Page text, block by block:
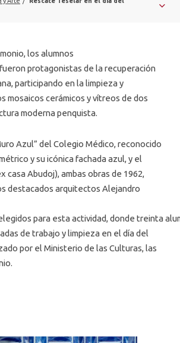
MEDIOlos alumnos
protagonistas de la recuperación
participando en la limpieza y
mosaicos cerámicos y vítreos de dos
moderna penquista.
Azul” del Colegio Médico, reconocido
y su icónica fachada azul, y el
casa Abudoj), ambas obras de 1962,
destacados arquitectos Alejandro
para esta actividad, donde treinta
de trabajo y limpieza en el día del
por el Ministerio de las Culturas, las